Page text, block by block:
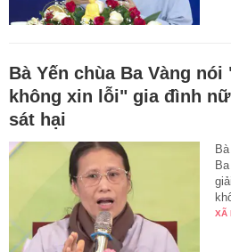
Bà Yến chùa Ba Vàng
không xin lỗi" gia đình
sát hại
XÃ